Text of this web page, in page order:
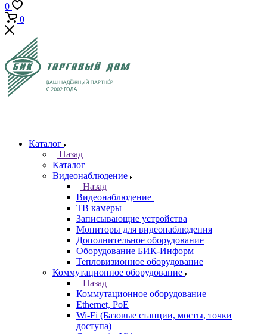
0
0
Каталог
Назад
Каталог
Видеонаблюдение
Назад
Видеонаблюдение
ТВ камеры
Записывающие устройства
Мониторы для видеонаблюдения
Дополнительное оборудование
Оборудование БИК-Информ
Тепловизионное оборудование
Коммутационное оборудование
Назад
Коммутационное оборудование
Ethernet, PoE
Wi-Fi (Базовые станции, мосты, точки
доступа)